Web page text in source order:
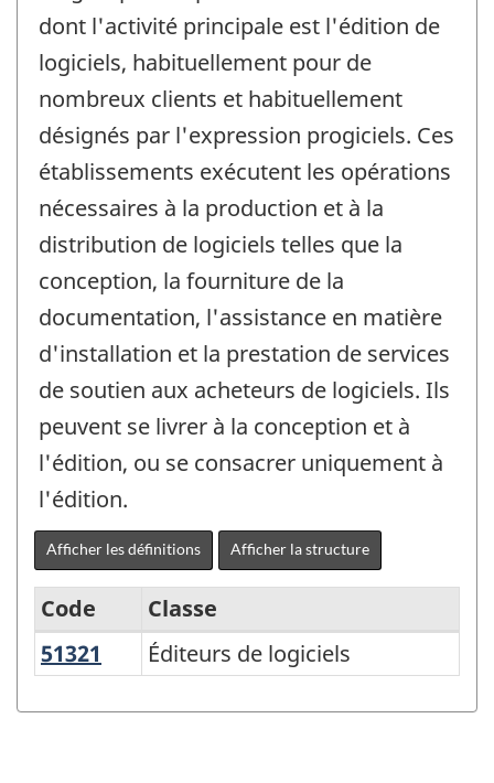
dont l'activité principale est l'édition de
logiciels, habituellement pour de
nombreux clients et habituellement
désignés par l'expression progiciels. Ces
établissements exécutent les opérations
nécessaires à la production et à la
distribution de logiciels telles que la
conception, la fourniture de la
documentation, l'assistance en matière
d'installation et la prestation de services
de soutien aux acheteurs de logiciels. Ils
peuvent se livrer à la conception et à
l'édition, ou se consacrer uniquement à
l'édition.
Afficher les définitions Afficher la structure
Système
Code
Classe
51321
Éditeurs de logiciels
Éditeurs de logiciels